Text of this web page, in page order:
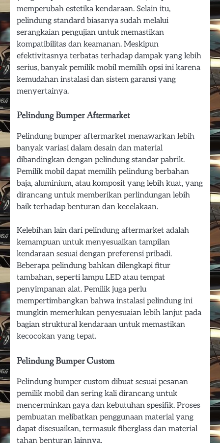
memperubah estetika kendaraan. Selain itu,
pelindung standard biasanya sudah melalui
serangkaian pengujian untuk memastikan
kompatibilitas dan keamanan. Meskipun
efektivitasnya terbatas terhadap dampak yang lebih
serius, banyak pemilik mobil memilih opsi ini karena
kemudahan instalasi dan sistem garansi yang
menyertainya.
Pelindung Bumper Aftermarket
Pelindung bumper aftermarket menawarkan lebih
banyak variasi dalam desain dan material
dibandingkan dengan pelindung standar pabrik.
Pemilik mobil dapat memilih pelindung berbahan
baja, aluminium, atau komposit yang lebih kuat, yang
dirancang untuk memberikan perlindungan lebih
baik terhadap benturan dan kecelakaan.
Kelebihan lain dari pelindung aftermarket adalah
kemampuan untuk menyesuaikan tampilan
kendaraan sesuai dengan preferensi pribadi.
Beberapa pelindung bahkan dilengkapi fitur
tambahan, seperti lampu LED atau tempat
penyimpanan alat. Pemilik juga perlu
mempertimbangkan bahwa instalasi pelindung ini
mungkin memerlukan penyesuaian lebih lanjut pada
bagian struktural kendaraan untuk memastikan
kecocokan yang tepat.
Pelindung Bumper Custom
Pelindung bumper custom dibuat sesuai pesanan
pemilik mobil dan sering kali dirancang untuk
mencerminkan gaya dan kebutuhan spesifik. Proses
pembuatan melibatkan penggunaan material yang
dapat disesuaikan, termasuk fiberglass dan material
tahan benturan lainnya.